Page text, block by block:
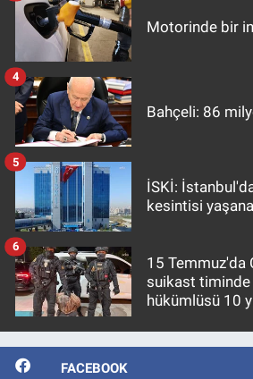
Motorinde bir
Bahçeli: 86
4
İSKİ:
kesintisi
5
15 Temmuz'da
suikast timinde
hükümlüsü 10
6
FACEBOOK